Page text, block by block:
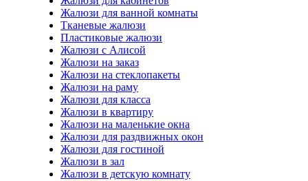
Жалюзи для ванной комнаты
Тканевые жалюзи
Пластиковые жалюзи
Жалюзи с Алисой
Жалюзи на заказ
Жалюзи на стеклопакеты
Жалюзи на раму
Жалюзи для класса
Жалюзи в квартиру
Жалюзи на маленькие окна
Жалюзи для раздвижных окон
Жалюзи для гостиной
Жалюзи в зал
Жалюзи в детскую комнату